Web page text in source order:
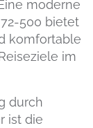
moderne
500 bietet
komfortable
im
durch
ist die